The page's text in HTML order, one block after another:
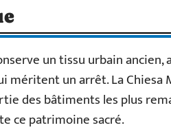
un tissu urbain ancien,
méritent un arrêt. La Chiesa
des bâtiments les plus
ce patrimoine sacré.